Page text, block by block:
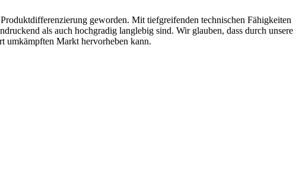
geworden. Mit tiefgreifenden technischen Fähigkeiten
als auch hochgradig langlebig sind. Wir glauben, dass durch unsere
umkämpften Markt hervorheben kann.